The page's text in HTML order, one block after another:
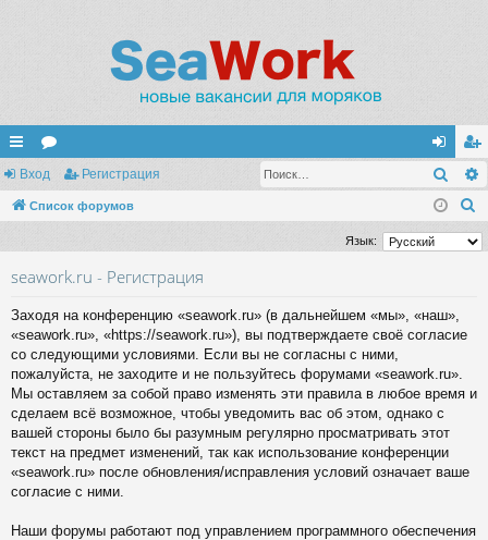
с
ы
и
ор
ум
хо
д
ег
ис
тр
Вход Регистрация
Список форумов
и
Язык:
seawork.ru - Регистрация
Заходя на конференцию «seawork.ru» (в дальнейшем «мы», «наш»,
«seawork.ru», «https://seawork.ru»), вы подтверждаете своё согласие
со следующими условиями. Если вы не согласны с ними,
пожалуйста, не заходите и не пользуйтесь форумами «seawork.ru».
Мы оставляем за собой право изменять эти правила в любое время и
сделаем всё возможное, чтобы уведомить вас об этом, однако с
вашей стороны было бы разумным регулярно просматривать этот
текст на предмет изменений, так как использование конференции
«seawork.ru» после обновления/исправления условий означает ваше
согласие с ними.
Наши форумы работают под управлением программного обеспечения